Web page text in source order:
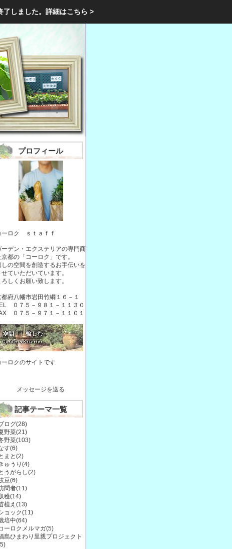
しました。 詳細はこちら >
プロフィール
ーロク ｓｔａｆｆ
ーデン・エクステリアの専門商
京都の「コーロク」です。
しの空間を創造するお手伝いを
せていただいています。
ろしくお願い致します。
都府八幡市岩田竹綱１６－１
０７５－９８１－１１３０
０７５－９７１－１１０１
ーロクのサイトです
メッセージを送る
記事テーマ一覧
ログ(28)
野菜(21)
野菜(103)
す(6)
まと(2)
ゅうり(4)
うがらし(2)
豆(6)
問者(11)
穫(14)
植え(13)
ョック(11)
培中(64)
ーロクメルマガ(5)
島ひまわり里親プロジェクト